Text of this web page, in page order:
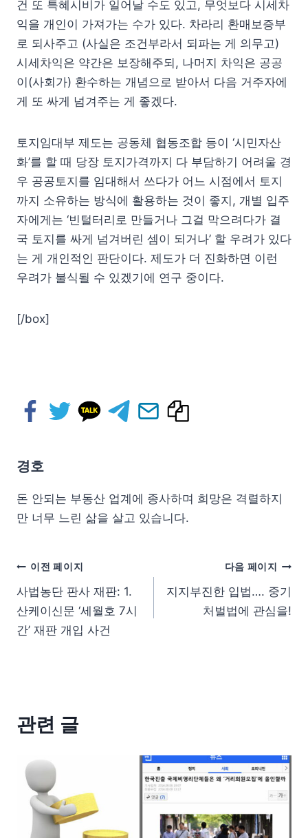
건 또 특혜시비가 일어날 수도 있고, 무엇보다 시세차
익을 개인이 가져가는 수가 있다. 차라리 환매보증부
로 되사주고 (사실은 조건부라서 되파는 게 의무고)
시세차익은 약간은 보장해주되, 나머지 차익은 공공
이(사회가) 환수하는 개념으로 받아서 다음 거주자에
게 또 싸게 넘겨주는 게 좋겠다.
토지임대부 제도는 공동체 협동조합 등이 ‘시민자산
화’를 할 때 당장 토지가격까지 다 부담하기 어려울 경
우 공공토지를 임대해서 쓰다가 어느 시점에서 토지
까지 소유하는 방식에 활용하는 것이 좋지, 개별 입주
자에게는 ‘빈털터리로 만들거나 그걸 막으려다가 결
국 토지를 싸게 넘겨버린 셈이 되거나’ 할 우려가 있다
는 게 개인적인 판단이다. 제도가 더 진화하면 이런
우려가 불식될 수 있겠기에 연구 중이다.
[/box]
경호
돈 안되는 부동산 업계에 종사하며 희망은 격렬하지
만 너무 느린 삶을 살고 있습니다.
이전 페이지
사법농단 판사 재판: 1.
산케이신문 ‘세월호 7시
간’ 재판 개입 사건
다음 페이지
지지부진한 입법…. 중기
처벌법에 관심을!
관련 글